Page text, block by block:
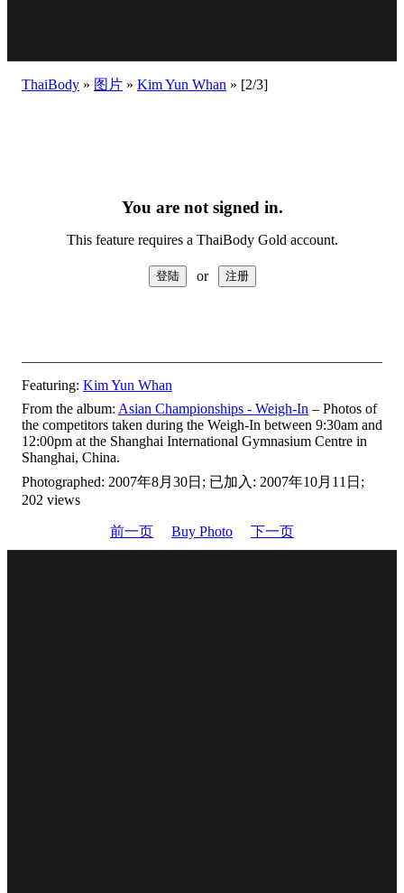
ThaiBody » 图片 » Kim Yun Whan » [2/3]
You are not signed in.
This feature requires a ThaiBody Gold account.
or
Featuring: Kim Yun Whan
From the album: Asian Championships - Weigh-In – Photos of
the competitors taken during the Weigh-In between 9:30am and
12:00pm at the Shanghai International Gymnasium Centre in
Shanghai, China.
Photographed: 2007年8月30日; 已加入: 2007年10月11日;
202 views
前一页 Buy Photo 下一页